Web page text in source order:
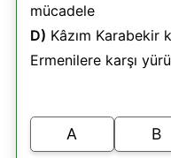
mücadele
D) Kâzım Karabekir
Ermenilere karşı
A B